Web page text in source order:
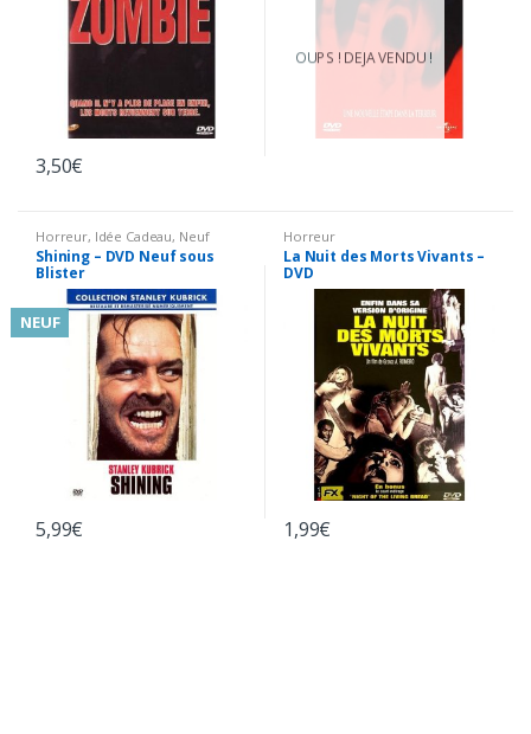
3,50€
OUPS ! DEJA VENDU !
Horreur, Idée Cadeau, Neuf
Shining – DVD Neuf sous
Blister
NEUF
5,99€
Horreur
La Nuit des Morts Vivants –
DVD
1,99€